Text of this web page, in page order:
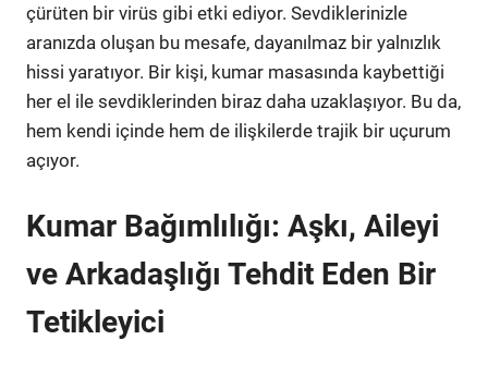
çürüten bir virüs gibi etki ediyor. Sevdiklerinizle
aranızda oluşan bu mesafe, dayanılmaz bir yalnızlık
hissi yaratıyor. Bir kişi, kumar masasında kaybettiği
her el ile sevdiklerinden biraz daha uzaklaşıyor. Bu da,
hem kendi içinde hem de ilişkilerde trajik bir uçurum
açıyor.
Kumar Bağımlılığı: Aşkı, Aileyi
ve Arkadaşlığı Tehdit Eden Bir
Tetikleyici